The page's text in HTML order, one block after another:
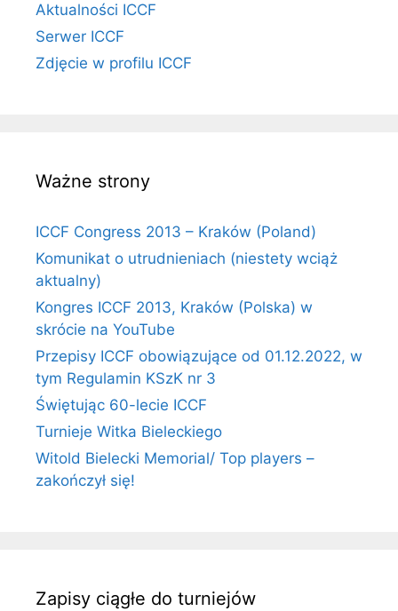
Aktualności ICCF
Serwer ICCF
Zdjęcie w profilu ICCF
Ważne strony
ICCF Congress 2013 – Kraków (Poland)
Komunikat o utrudnieniach (niestety wciąż
aktualny)
Kongres ICCF 2013, Kraków (Polska) w
skrócie na YouTube
Przepisy ICCF obowiązujące od 01.12.2022, w
tym Regulamin KSzK nr 3
Świętując 60-lecie ICCF
Turnieje Witka Bieleckiego
Witold Bielecki Memorial/ Top players –
zakończył się!
Zapisy ciągłe do turniejów